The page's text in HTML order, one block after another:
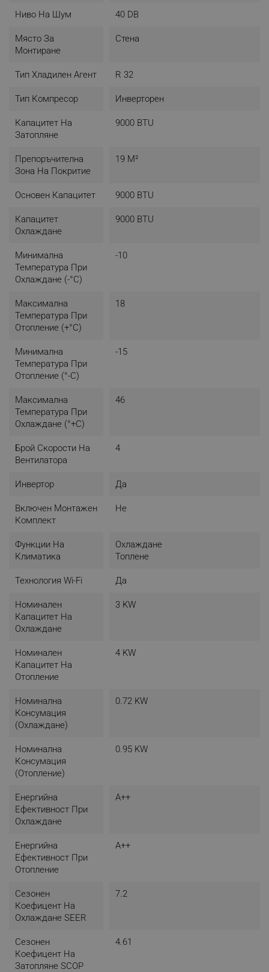
Безшумно): 40 / - / 28 / 21 dB
Външно тяло
- Компресор: Daikin
- Тегло: 24 кг
mm (1/4" / 3/8")
Безшумно): 46 / - / - / - dB
- Ниво на шум на отопление (Високо/Ном./Ниско/
Ниво На Шум 40 DB
Място За
Монтиране
Стена
Тип Хладилен Агент R 32
Тип Компресор Инверторен
Капацитет На
Затопляне
9000 BTU
Препоръчителна
Зона На Покритие
19 М²
Основен Капацитет 9000 BTU
Капацитет
Охлаждане
9000 BTU
Минимална
Температура При
Охлаждане (-°C)
-10
Максимална
Температура При
Отопление (+°C)
18
Минимална
Температура При
Отопление (°-C)
-15
Максимална
Температура При
Охлаждане (°+C)
46
Брой Скорости На
Вентилатора
4
Инвертор Да
Включен Монтажен
Комплект
Не
Функции На
Климатика
Охлаждане
Топлене
Технология Wi-Fi Да
Номинален
Капацитет На
Охлаждане
3 KW
Номинален
Капацитет На
Отопление
4 KW
Номинална
Консумация
(охлаждане)
0.72 KW
Номинална
Консумация
(отопление)
0.95 KW
Енергийна
Ефективност При
Охлаждане
A++
Енергийна
Ефективност При
Отопление
A++
Сезонен
Коефицент На
Охлаждане SEER
7.2
Сезонен
Коефицент На
Затопляне SCOP
4.61